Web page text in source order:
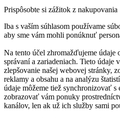
Prispôsobte si zážitok z nakupovania
Iba s vaším súhlasom používame
aby sme vám mohli ponúknuť
Na tento účel zhromažďujeme údaje
správaní a zariadeniach. Tieto údaje
zlepšovanie našej webovej stránky,
reklamy a obsahu a na analýzu
údaje môžeme tiež synchronizovať
zobrazovať vám ponuky
kanálov, len ak už ich služby sami